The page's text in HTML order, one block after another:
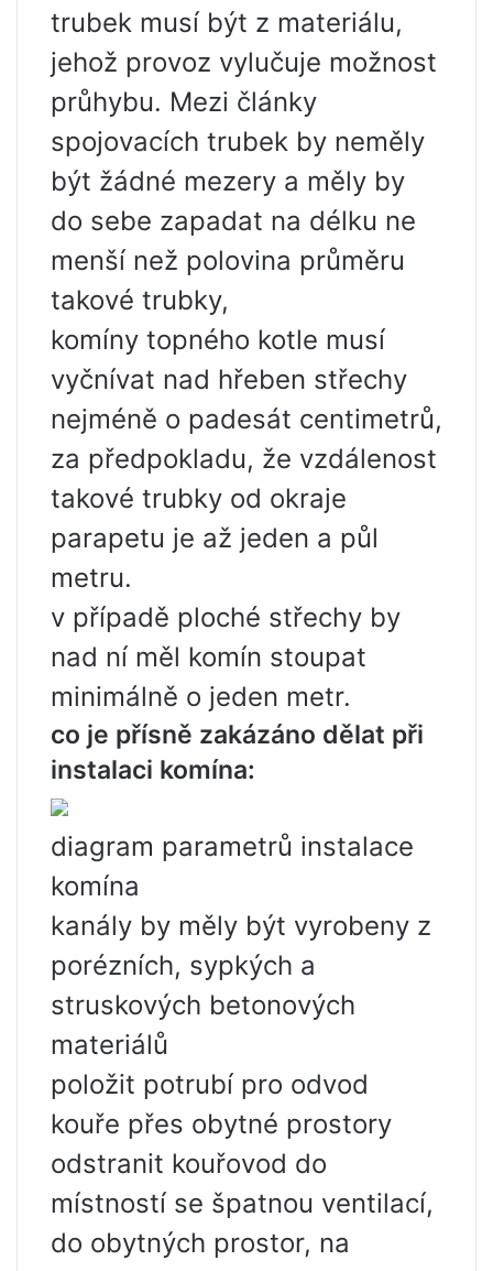
trubek musí být z materiálu,
jehož provoz vylučuje možnost
průhybu. Mezi články
spojovacích trubek by neměly
být žádné mezery a měly by
do sebe zapadat na délku ne
menší než polovina průměru
takové trubky,
komíny topného kotle musí
vyčnívat nad hřeben střechy
nejméně o padesát centimetrů,
za předpokladu, že vzdálenost
takové trubky od okraje
parapetu je až jeden a půl
metru.
v případě ploché střechy by
nad ní měl komín stoupat
minimálně o jeden metr.
co je přísně zakázáno dělat při
instalaci komína:
diagram parametrů instalace
komína
kanály by měly být vyrobeny z
porézních, sypkých a
struskových betonových
materiálů
položit potrubí pro odvod
kouře přes obytné prostory
odstranit kouřovod do
místností se špatnou ventilací,
do obytných prostor, na